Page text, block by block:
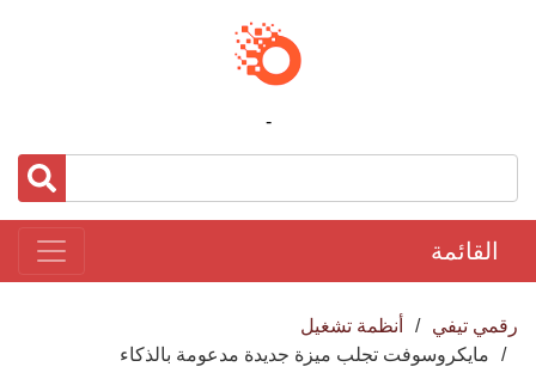
-
القائمة
رقمي تيفي
أنظمة تشغيل
مايكروسوفت تجلب ميزة جديدة مدعومة بالذكاء